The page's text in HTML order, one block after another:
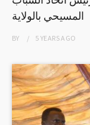
المسيحي بالولاية
BY 5 YEARSAGO